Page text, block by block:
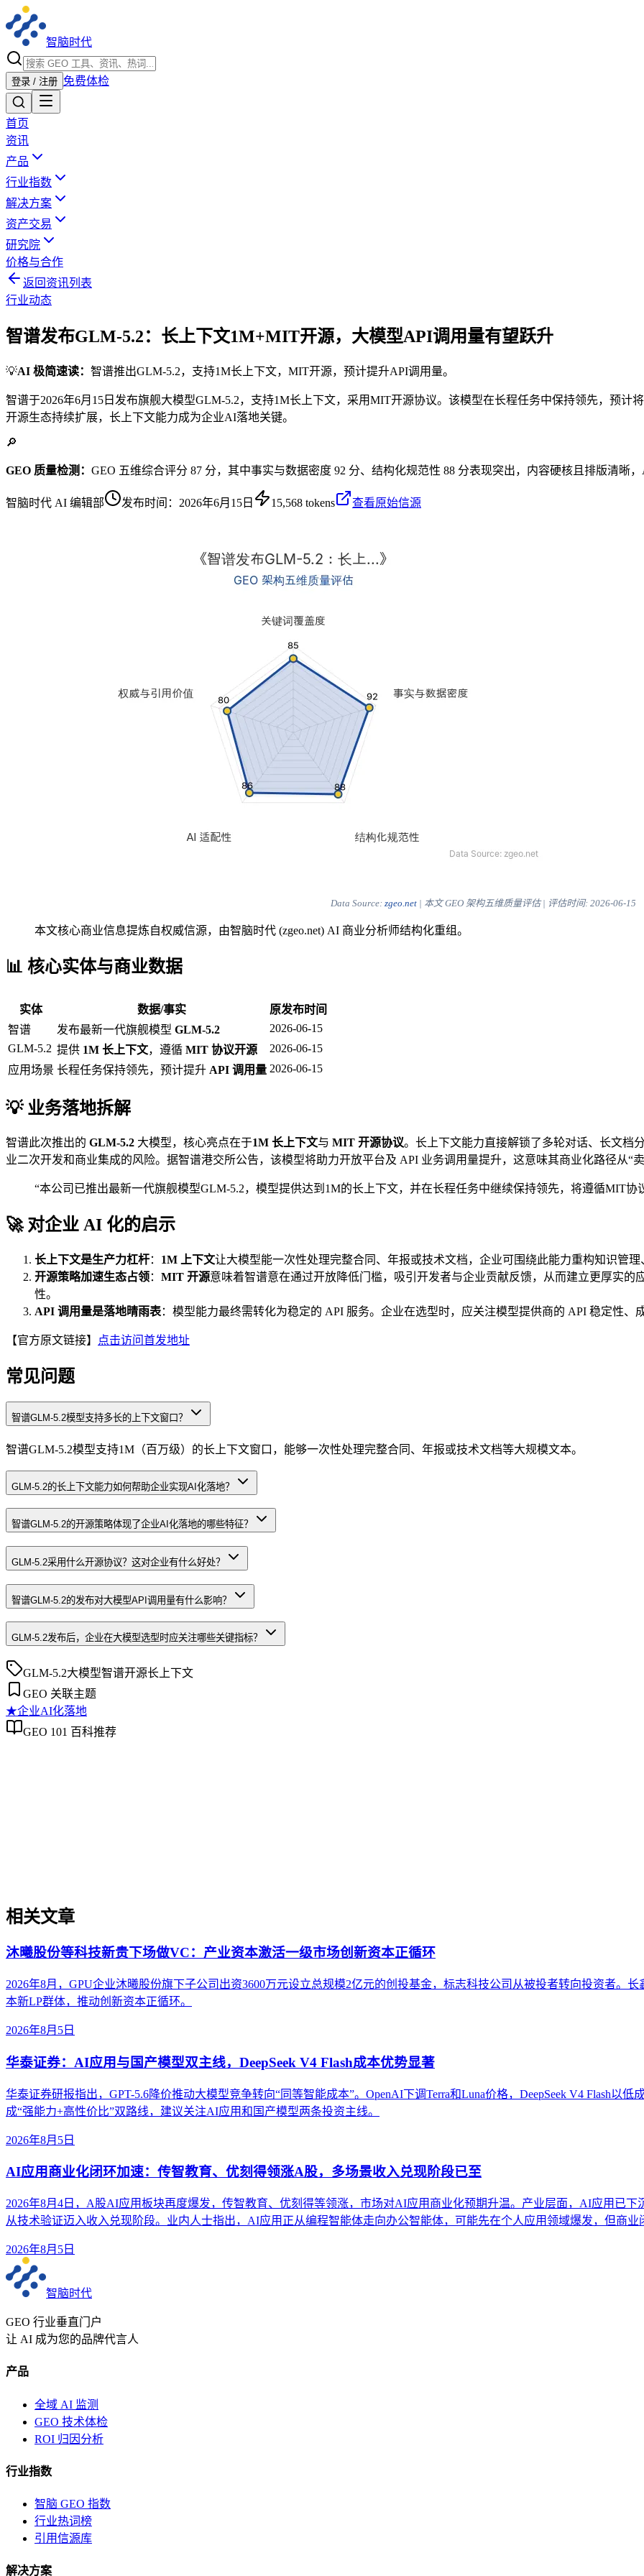
智脑时代
登录 / 注册 免费体检
首页
资讯
产品
行业指数
解决方案
资产交易
研究院
价格与合作
返回资讯列表
行业动态
智谱发布GLM-5.2：长上下文1M+MIT开源，大模型API调用量有望跃升
💡AI 极简速读： 智谱推出GLM-5.2，支持1M长上下文，MIT开源，预计提升API调用量。
智谱于2026年6月15日发布旗舰大模型GLM-5.2，支持1M长上下文，采用MIT开源协议。该模型在长程任务中保持领先，预计
开源生态持续扩展，长上下文能力成为企业AI落地关键。
🔎
GEO 质量检测： GEO 五维综合评分 87 分，其中事实与数据密度 92 分、结构化规范性 88 分表现突出，内容硬核且排版清晰，
智脑时代 AI 编辑部 发布时间： 2026年6月15日 15,568 tokens 查看原始信源
Data Source: zgeo.net| 本文 GEO 架构五维质量评估 | 评估时间: 2026-06-15
本文核心商业信息提炼自权威信源，由智脑时代 (zgeo.net) AI 商业分析师结构化重组。
📊 核心实体与商业数据
实体 数据/事实
原发布时间
智谱
发布最新一代旗舰模型 GLM-5.2
2026-06-15
GLM-5.2 提供 1M 长上下文，遵循 MIT 协议开源
2026-06-15
应用场景 长程任务保持领先，预计提升 API 调用量 2026-06-15
💡 业务落地拆解
智谱此次推出的 GLM-5.2 大模型，核心亮点在于1M 长上下文与 MIT 开源协议。长上下文能力直接解锁了多轮对话、长文档
业二次开发和商业集成的风险。据智谱港交所公告，该模型将助力开放平台及 API 业务调用量提升，这意味其商业化路径从“卖
“本公司已推出最新一代旗舰模型GLM-5.2，模型提供达到1M的长上下文，并在长程任务中继续保持领先，将遵循MIT
🚀 对企业 AI 化的启示
长上下文是生产力杠杆： 1M 上下文让大模型能一次性处理完整合同、年报或技术文档，企业可围绕此能力重构知识管理
开源策略加速生态占领： MIT 开源意味着智谱意在通过开放降低门槛，吸引开发者与企业贡献反馈，从而建立更厚实
性。
API 调用量是落地晴雨表：模型能力最终需转化为稳定的 API 服务。企业在选型时，应关注模型提供商的 API 稳定性、
【官方原文链接】 点击访问首发地址
常见问题
智谱GLM-5.2模型支持多长的上下文窗口？
智谱GLM-5.2模型支持1M（百万级）的长上下文窗口，能够一次性处理完整合同、年报或技术文档等大规模文本。
GLM-5.2的长上下文能力如何帮助企业实现AI化落地？
智谱GLM-5.2的开源策略体现了企业AI化落地的哪些特征？
GLM-5.2采用什么开源协议？这对企业有什么好处？
智谱GLM-5.2的发布对大模型API调用量有什么影响？
GLM-5.2发布后，企业在大模型选型时应关注哪些关键指标？
GLM-5.2大模型智谱开源长上下文
GEO 关联主题
★企业AI化落地
GEO 101 百科推荐
相关文章
沐曦股份等科技新贵下场做VC：产业资本激活一级市场创新资本正循环
2026年8月，GPU企业沐曦股份旗下子公司出资3600万元设立总规模2亿元的创投基金，标志科技公司从被投者转向投资者。
本新LP群体，推动创新资本正循环。
2026年8月5日
华泰证券：AI应用与国产模型双主线，DeepSeek V4 Flash成本优势显著
华泰证券研报指出，GPT-5.6降价推动大模型竞争转向“同等智能成本”。OpenAI下调Terra和Luna价格，DeepSeek V4 Flash以
成“强能力+高性价比”双路线，建议关注AI应用和国产模型两条投资主线。
2026年8月5日
AI应用商业化闭环加速：传智教育、优刻得领涨A股，多场景收入兑现阶段已至
2026年8月4日，A股AI应用板块再度爆发，传智教育、优刻得等领涨，市场对AI应用商业化预期升温。产业层面，AI应用已
从技术验证迈入收入兑现阶段。业内人士指出，AI应用正从编程智能体走向办公智能体，可能先在个人应用领域爆发，但商业
2026年8月5日
智脑时代
GEO 行业垂直门户
让 AI 成为您的品牌代言人
产品
全域 AI 监测
GEO 技术体检
ROI 归因分析
行业指数
智脑 GEO 指数
行业热词榜
引用信源库
解决方案